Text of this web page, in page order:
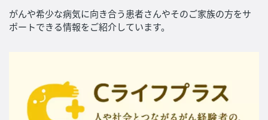
がんや希少な病気に向き合う患者さんやそのご家族の方をサ
ポートできる情報をご紹介しています。